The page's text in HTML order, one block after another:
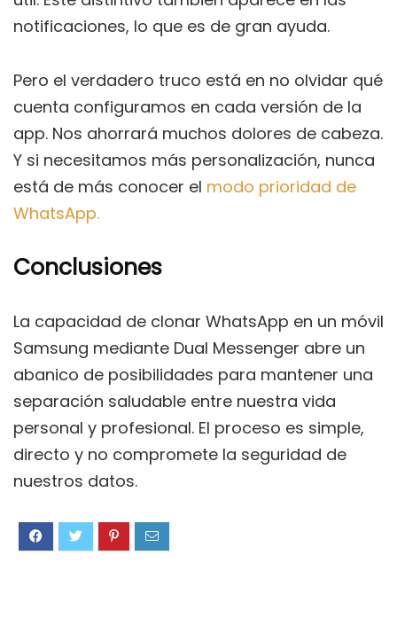
notificaciones, lo que es de gran ayuda.
Pero el verdadero truco está en no olvidar qué
cuenta configuramos en cada versión de la
app. Nos ahorrará muchos dolores de cabeza.
Y si necesitamos más personalización, nunca
está de más conocer el modo prioridad de
WhatsApp.
Conclusiones
La capacidad de clonar WhatsApp en un móvil
Samsung mediante Dual Messenger abre un
abanico de posibilidades para mantener una
separación saludable entre nuestra vida
personal y profesional. El proceso es simple,
directo y no compromete la seguridad de
nuestros datos.